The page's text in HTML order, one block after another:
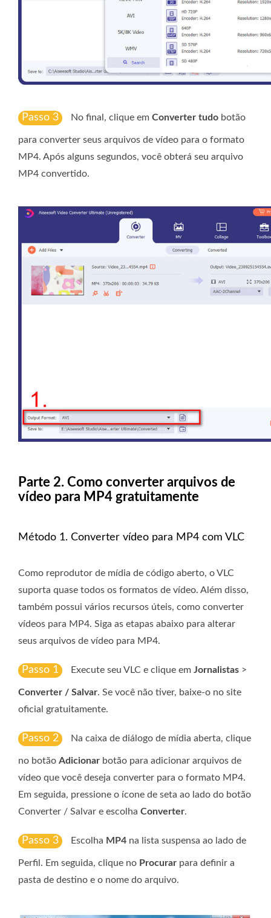
Passo 3 No final, clique em Converter tudo botão
para converter seus arquivos de vídeo para o formato
MP4. Após alguns segundos, você obterá seu arquivo
MP4 convertido.
Parte 2. Como converter arquivos de
vídeo para MP4 gratuitamente
Método 1. Converter vídeo para MP4 com VLC
Como reprodutor de mídia de código aberto, o VLC
suporta quase todos os formatos de vídeo. Além disso,
também possui vários recursos úteis, como converter
vídeos para MP4. Siga as etapas abaixo para alterar
seus arquivos de vídeo para MP4.
Passo 1 Execute seu VLC e clique em Jornalistas >
Converter / Salvar. Se você não tiver, baixe-o no site
oficial gratuitamente.
Passo 2 Na caixa de diálogo de mídia aberta, clique
no botão Adicionar botão para adicionar arquivos de
vídeo que você deseja converter para o formato MP4.
Em seguida, pressione o ícone de seta ao lado do botão
Converter / Salvar e escolha Converter.
Passo 3 Escolha MP4 na lista suspensa ao lado de
Perfil. Em seguida, clique no Procurar para definir a
pasta de destino e o nome do arquivo.